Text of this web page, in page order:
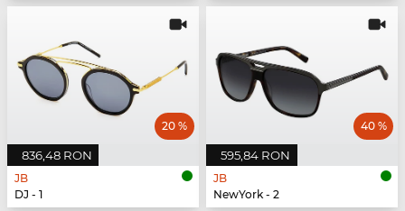
836,48 RON
20 %
JB
DJ - 1
595,84 RON
40 %
JB
NewYork - 2